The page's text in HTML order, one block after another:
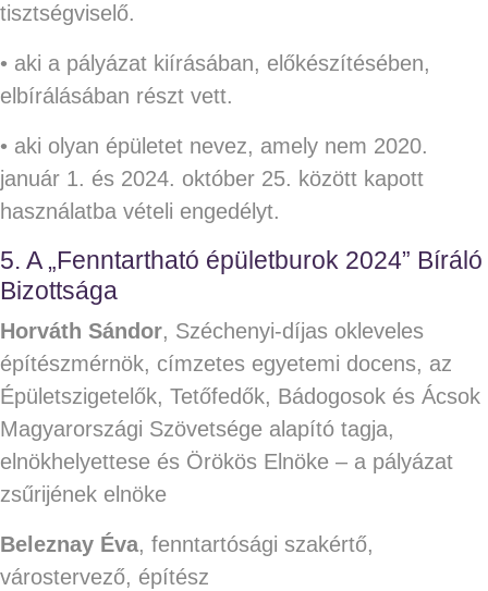
tisztségviselő.
• aki a pályázat kiírásában, előkészítésében,
elbírálásában részt vett.
• aki olyan épületet nevez, amely nem 2020.
január 1. és 2024. október 25. között kapott
használatba vételi engedélyt.
5. A „Fenntartható épületburok 2024” Bíráló
Bizottsága
Horváth Sándor, Széchenyi-díjas okleveles
építészmérnök, címzetes egyetemi docens, az
Épületszigetelők, Tetőfedők, Bádogosok és Ácsok
Magyarországi Szövetsége alapító tagja,
elnökhelyettese és Örökös Elnöke – a pályázat
zsűrijének elnöke
Beleznay Éva, fenntartósági szakértő,
várostervező, építész